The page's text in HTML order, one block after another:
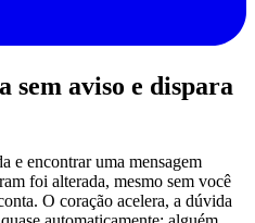
sem aviso e dispara
e encontrar uma mensagem
foi alterada, mesmo sem você
O coração acelera, a dúvida